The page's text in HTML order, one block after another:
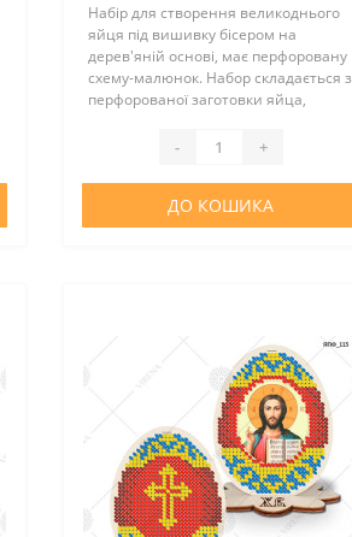
Набір для створення великоднього
яйця під вишивку бісером на
дерев'яній основі, має перфоровану
схему-малюнок. Набор складається з
перфорованої заготовки яйца,
необхідної кількості, інструкції та
- +
ДО КОШИКА